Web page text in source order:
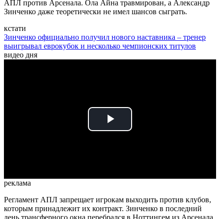
АПЛ против Арсенала. Ола Айна травмирован, а Александр
Зинченко даже теоретически не имел шансов сыграть.
кстати
Зинченко официально получил нового наставника – тренер
выигрывал еврокубок и несколько чемпионских титулов
видео дня
Play
реклама
Регламент АПЛ запрещает игрокам выходить против клубов,
которым принадлежит их контракт. Зинченко в последний